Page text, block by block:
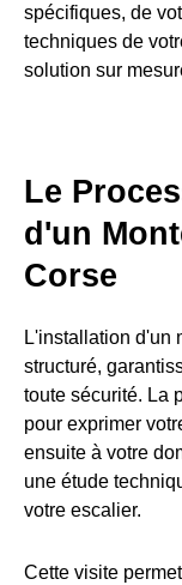
spécifiques, de
techniques de
solution sur
Le
d'un
Corse
L'installation d'un
structuré,
toute sécurité. La
pour exprimer
ensuite à votre
une étude
votre escalier.
Cette visite